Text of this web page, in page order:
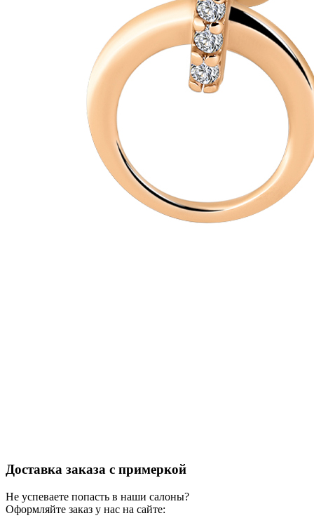
Доставка заказа с примеркой
Не успеваете попасть в наши салоны?
Оформляйте заказ у нас на сайте: